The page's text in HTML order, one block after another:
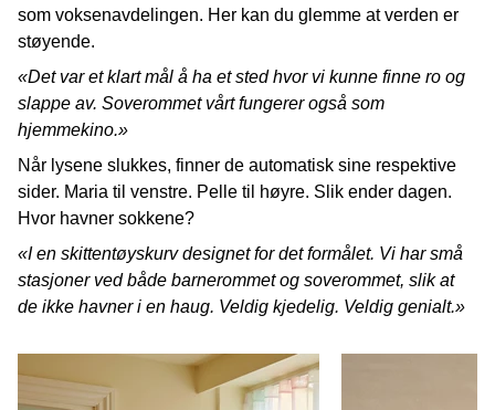
som voksenavdelingen. Her kan du glemme at verden er
støyende.
«Det var et klart mål å ha et sted hvor vi kunne finne ro og
slappe av. Soverommet vårt fungerer også som
hjemmekino.»
Når lysene slukkes, finner de automatisk sine respektive
sider. Maria til venstre. Pelle til høyre. Slik ender dagen.
Hvor havner sokkene?
«I en skittentøyskurv designet for det formålet. Vi har små
stasjoner ved både barnerommet og soverommet, slik at
de ikke havner i en haug. Veldig kjedelig. Veldig genialt.»